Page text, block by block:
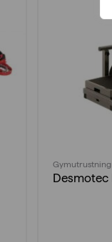
Desmotec